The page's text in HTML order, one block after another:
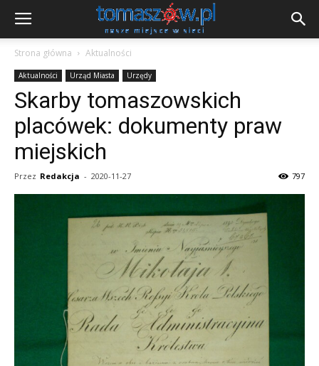
Strona główna Aktualności
Aktualności Urząd Miasta Urzędy
Skarby tomaszowskich
placówek: dokumenty praw
miejskich
Przez Redakcja - 2020-11-27 797